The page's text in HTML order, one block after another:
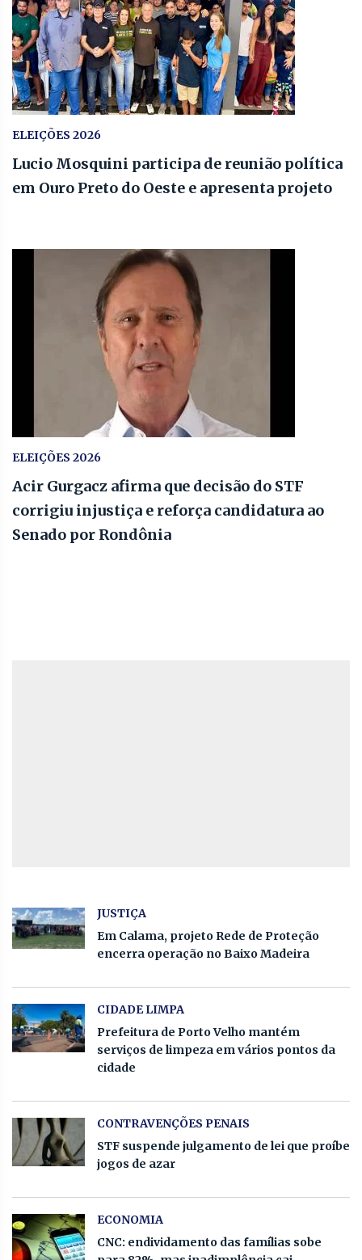
ELEIÇÕES 2026
Lucio Mosquini participa de reunião política
em Ouro Preto do Oeste e apresenta projeto
ELEIÇÕES 2026
Acir Gurgacz afirma que decisão do STF
corrigiu injustiça e reforça candidatura ao
Senado por Rondônia
JUSTIÇA
Em Calama, projeto Rede de Proteção
encerra operação no Baixo Madeira
CIDADE LIMPA
Prefeitura de Porto Velho mantém
serviços de limpeza em vários pontos da
cidade
CONTRAVENÇÕES PENAIS
STF suspende julgamento de lei que proíbe
jogos de azar
ECONOMIA
CNC: endividamento das famílias sobe